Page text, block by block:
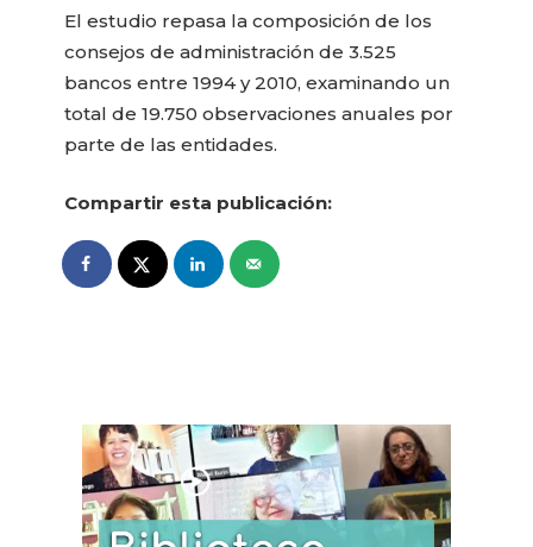
El estudio repasa la composición de los
consejos de administración de 3.525
bancos entre 1994 y 2010, examinando un
total de 19.750 observaciones anuales por
parte de las entidades.
Compartir esta publicación: